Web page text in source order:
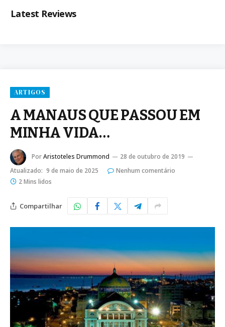
Latest Reviews
ARTIGOS
A MANAUS QUE PASSOU EM
MINHA VIDA…
PorAristoteles Drummond
28 de outubro de 2019
Atualizado: 9 de maio de 2025
Nenhum comentário
2 Mins lidos
Compartilhar